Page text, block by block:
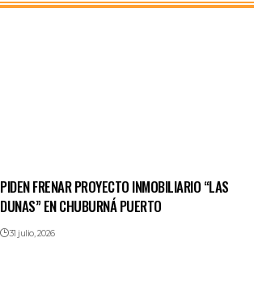
PIDEN FRENAR PROYECTO INMOBILIARIO “LAS
DUNAS” EN CHUBURNÁ PUERTO
31 julio, 2026